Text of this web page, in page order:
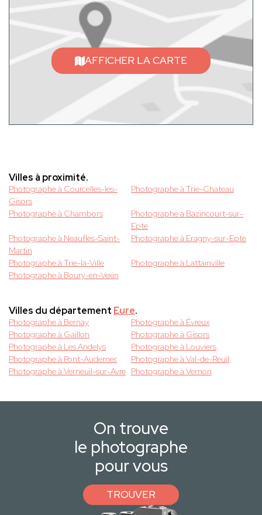
AFFICHER LA CARTE
Villes à proximité.
Photographe à Courcelles-les-
Gisors
Photographe à Trie-Chateau
Photographe à Chambors
Photographe à Bazincourt-sur-
Epte
Photographe à Neaufles-Saint-
Martin
Photographe à Eragny-sur-Epte
Photographe à Trie-la-Ville
Photographe à Lattainville
Photographe à Boury-en-Vexin
Villes du département Eure.
Photographe à Bernay
Photographe à Évreux
Photographe à Gaillon
Photographe à Gisors
Photographe à Les Andelys
Photographe à Louviers
Photographe à Pont-Audemer
Photographe à Val-de-Reuil
Photographe à Verneuil-sur-Avre Photographe à Vernon
On trouve
le photographe
pour vous
TROUVER